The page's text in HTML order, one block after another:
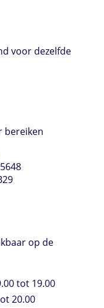
voor dezelfde
bereiken
op de
tot 19.00
20.00